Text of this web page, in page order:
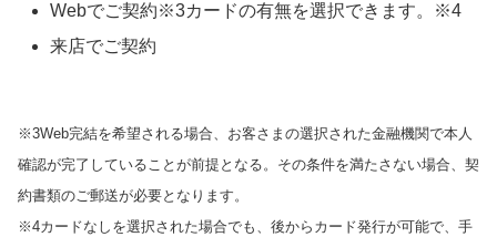
Webでご契約※3カードの有無を選択できます。※4
来店でご契約
※3Web完結を希望される場合、お客さまの選択された金融機関で本人
確認が完了していることが前提となる。その条件を満たさない場合、契
約書類のご郵送が必要となります。
※4カードなしを選択された場合でも、後からカード発行が可能で、手